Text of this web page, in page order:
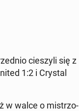
cie­szy­li się z
1:2 i Crystal
w walce o mi­strzo­